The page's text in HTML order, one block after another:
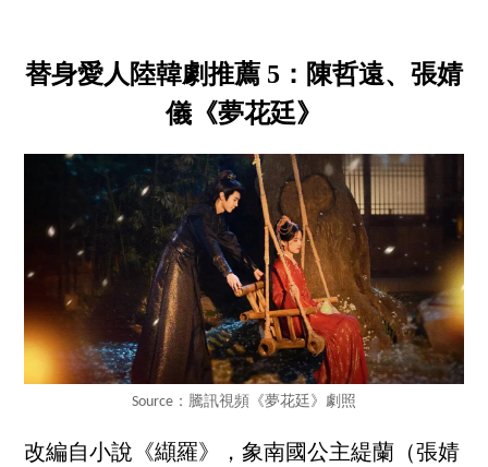
替身愛人陸韓劇推薦 5：陳哲遠、張婧
儀《夢花廷》
Source：騰訊視頻《夢花廷》劇照
改編自小說《纈羅》，象南國公主緹蘭（張婧